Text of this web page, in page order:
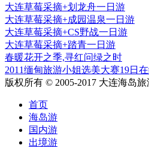
大连草莓采摘+划龙舟一日游
大连草莓采摘+成园温泉一日游
大连草莓采摘+CS野战一日游
大连草莓采摘+踏青一日游
春暖花开之季,寻红问绿之时
2011缅甸旅游小姐选美大赛19日
版权所有 © 2005-2017 大连海岛旅
首页
海岛游
国内游
出境游